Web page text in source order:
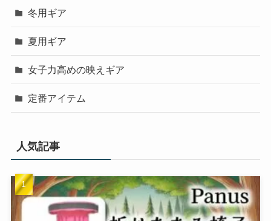
冬用ギア
夏用ギア
女子力高めの映えギア
定番アイテム
人気記事